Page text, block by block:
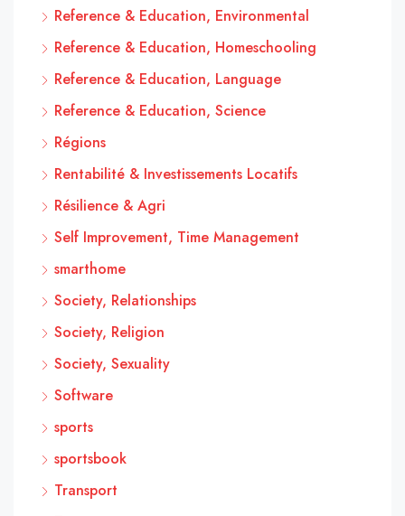
Reference & Education, Environmental
Reference & Education, Homeschooling
Reference & Education, Language
Reference & Education, Science
Régions
Rentabilité & Investissements Locatifs
Résilience & Agri
Self Improvement, Time Management
smarthome
Society, Relationships
Society, Religion
Society, Sexuality
Software
sports
sportsbook
Transport